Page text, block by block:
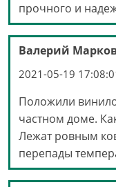
прочного и
Валерий
2021-05-19
Положили
частном доме.
Лежат ровным
перепады